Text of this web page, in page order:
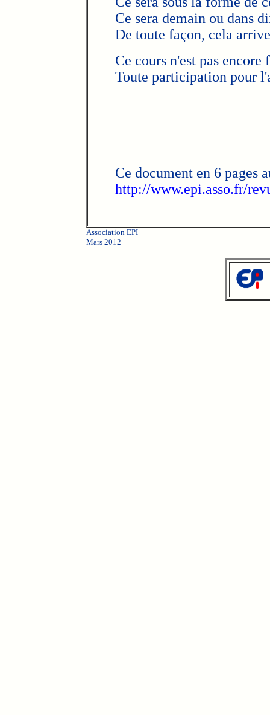
Ce sera demain ou dans
De toute façon, cela
Ce cours n'est pas encore
Toute participation pour
Ce document en 6 pages
http://www.epi.asso.fr/
Association EPI
Mars 2012